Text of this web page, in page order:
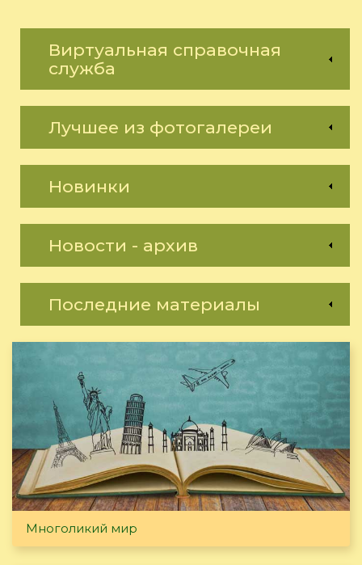
Виртуальная справочная
служба
Лучшее из фотогалереи
Новинки
Новости - архив
Последние материалы
Многоликий мир